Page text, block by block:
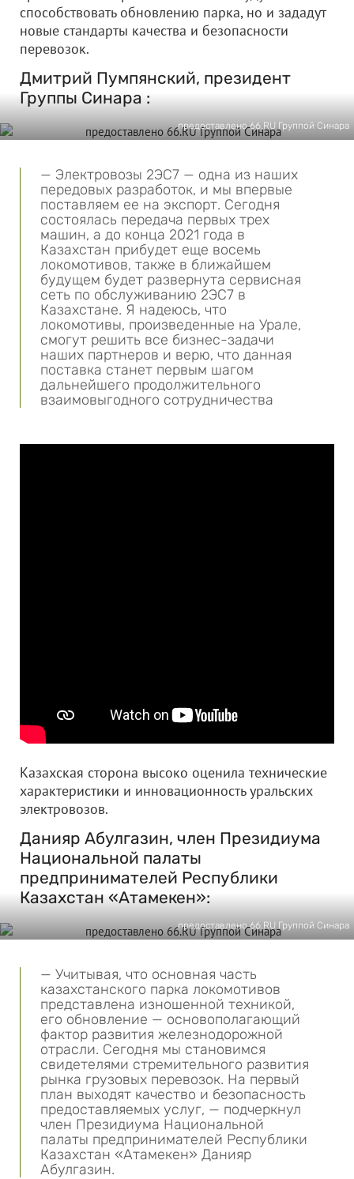
способствовать обновлению парка, но и зададут
новые стандарты качества и безопасности
перевозок.
Дмитрий Пумпянский, президент
Группы Синара :
предоcтавлено 66.RU Группой Синара
— Электровозы 2ЭС7 — одна из наших
передовых разработок, и мы впервые
поставляем ее на экспорт. Сегодня
состоялась передача первых трех
машин, а до конца 2021 года в
Казахстан прибудет еще восемь
локомотивов, также в ближайшем
будущем будет развернута сервисная
сеть по обслуживанию 2ЭС7 в
Казахстане. Я надеюсь, что
локомотивы, произведенные на Урале,
смогут решить все бизнес-задачи
наших партнеров и верю, что данная
поставка станет первым шагом
дальнейшего продолжительного
взаимовыгодного сотрудничества
Казахская сторона высоко оценила технические
характеристики и инновационность уральских
электровозов.
Данияр Абулгазин, член Президиума
Национальной палаты
предпринимателей Республики
Казахстан «Атамекен»:
предоcтавлено 66.RU Группой Синара
— Учитывая, что основная часть
казахстанского парка локомотивов
представлена изношенной техникой,
его обновление — основополагающий
фактор развития железнодорожной
отрасли. Сегодня мы становимся
свидетелями стремительного развития
рынка грузовых перевозок. На первый
план выходят качество и безопасность
предоставляемых услуг, — подчеркнул
член Президиума Национальной
палаты предпринимателей Республики
Казахстан «Атамекен» Данияр
Абулгазин.